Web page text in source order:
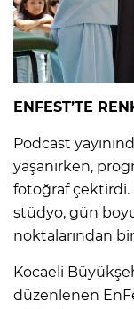
ENFEST’TE
Podcast
yaşanırken,
fotoğraf çektirdi.
stüdyo, gün
noktalarından
Kocaeli
düzenlenen